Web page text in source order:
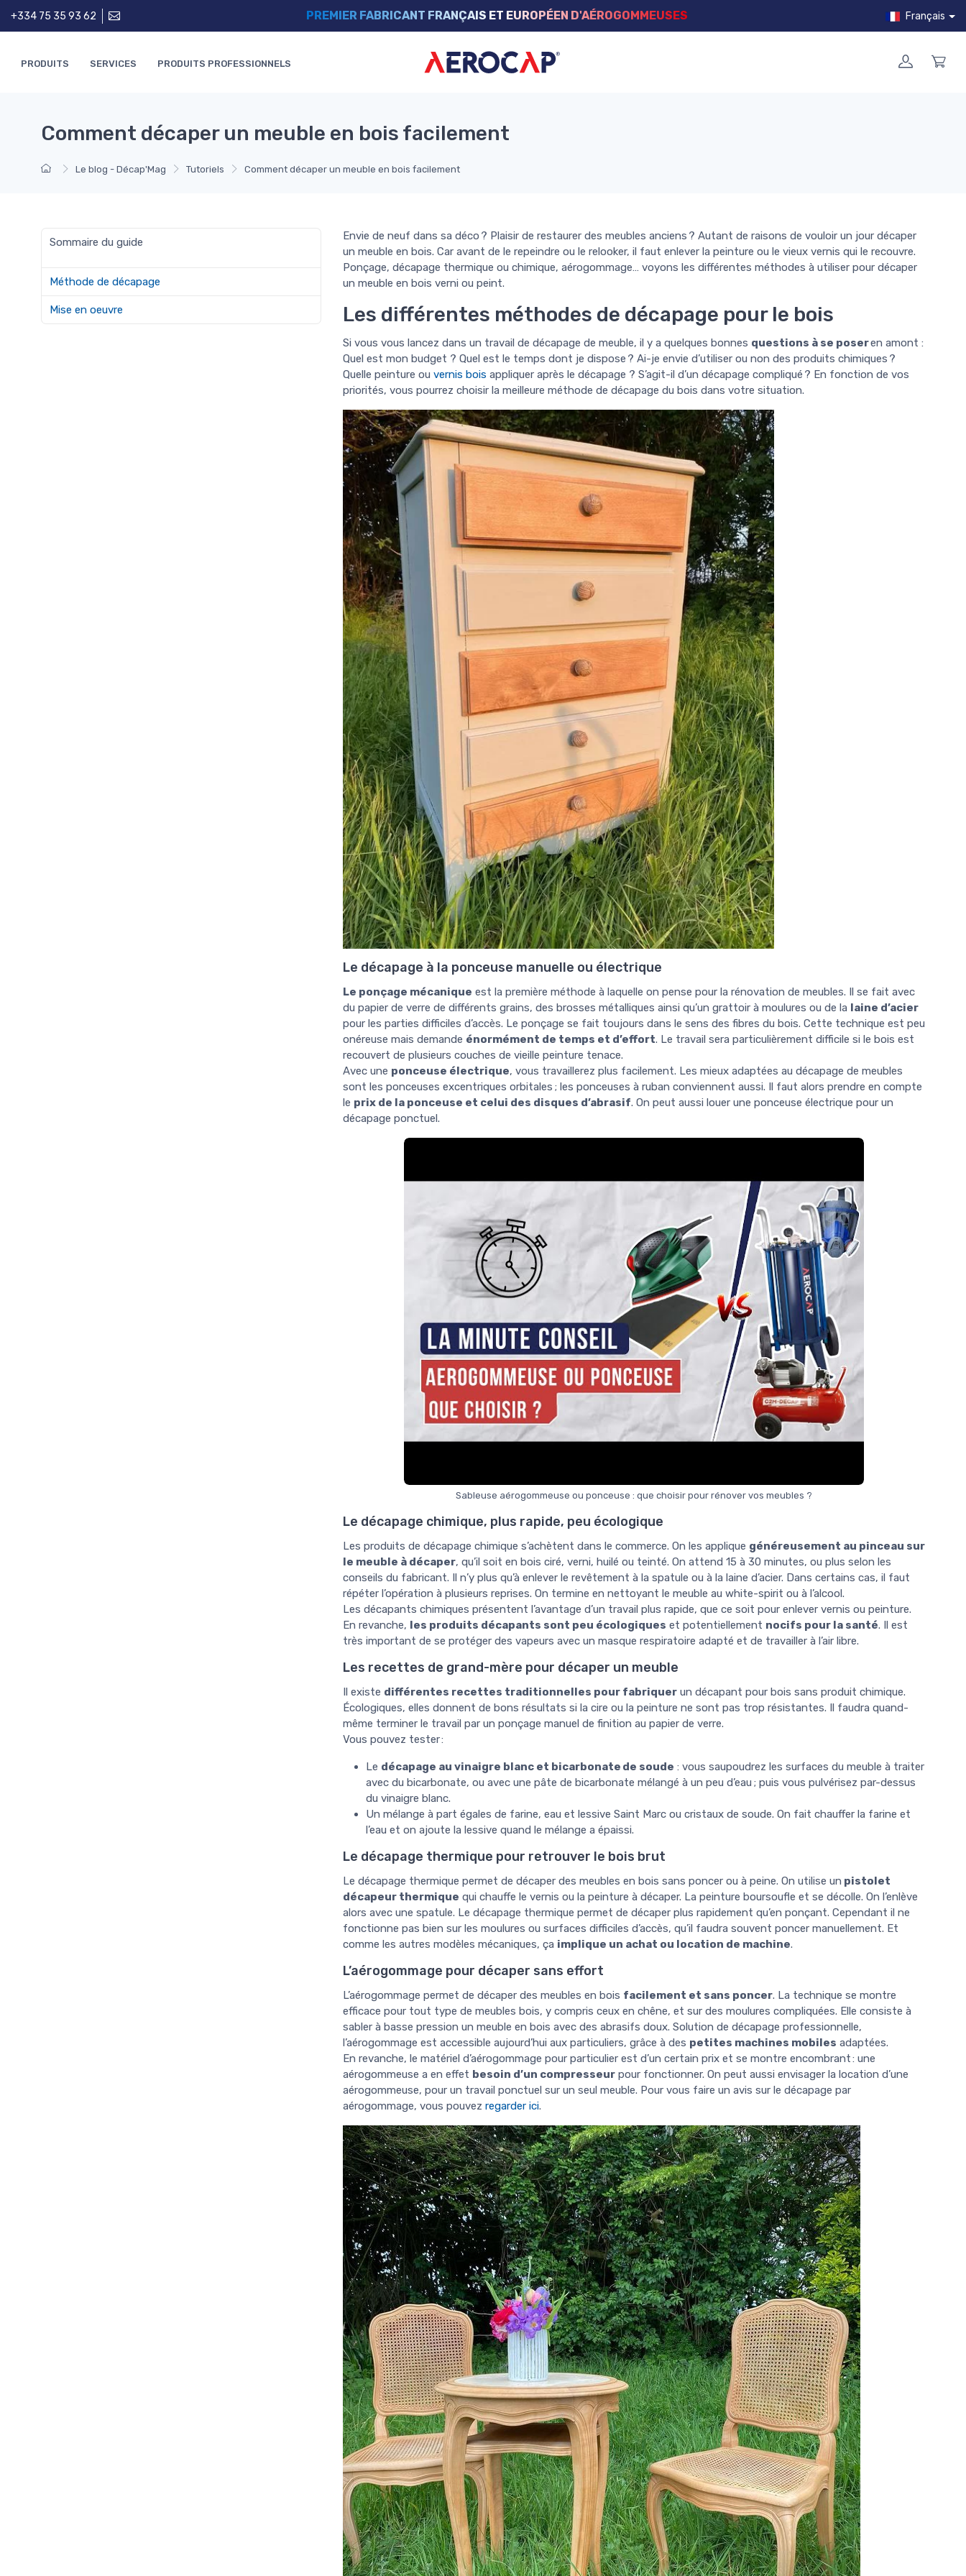
+334 75 35 93 62 PREMIER FABRICANT FRANÇAIS ET EUROPÉEN D'AÉROGOMMEUSES Français
PRODUITS SERVICES PRODUITS PROFESSIONNELS
Le blog - Décap'Mag Tutoriels Comment décaper un meuble en bois facilement
Comment décaper un meuble en bois facilement
Sommaire du guide
Méthode de décapage
Mise en oeuvre
Envie de neuf dans sa déco ? Plaisir de restaurer des meubles anciens ? Autant de raisons de vouloir un jour décaper
un meuble en bois. Car avant de le repeindre ou le relooker, il faut enlever la peinture ou le vieux vernis qui le recouvre.
Ponçage, décapage thermique ou chimique, aérogommage… voyons les différentes méthodes à utiliser pour décaper
un meuble en bois verni ou peint.
Les différentes méthodes de décapage pour le bois
Si vous vous lancez dans un travail de décapage de meuble, il y a quelques bonnes questions à se poseren amont :
Quel est mon budget ? Quel est le temps dont je dispose ? Ai-je envie d’utiliser ou non des produits chimiques ?
Quelle peinture ou vernis bois appliquer après le décapage ? S’agit-il d’un décapage compliqué ? En fonction de vos
priorités, vous pourrez choisir la meilleure méthode de décapage du bois dans votre situation.
Le décapage à la ponceuse manuelle ou électrique
Le ponçage mécanique est la première méthode à laquelle on pense pour la rénovation de meubles. Il se fait avec
du papier de verre de différents grains, des brosses métalliques ainsi qu’un grattoir à moulures ou de la laine d’acier
pour les parties difficiles d’accès. Le ponçage se fait toujours dans le sens des fibres du bois. Cette technique est peu
onéreuse mais demande énormément de temps et d’effort. Le travail sera particulièrement difficile si le bois est
recouvert de plusieurs couches de vieille peinture tenace.
Avec une ponceuse électrique, vous travaillerez plus facilement. Les mieux adaptées au décapage de meubles
sont les ponceuses excentriques orbitales ; les ponceuses à ruban conviennent aussi. Il faut alors prendre en compte
le prix de la ponceuse et celui des disques d’abrasif. On peut aussi louer une ponceuse électrique pour un
décapage ponctuel.
Sableuse aérogommeuse ou ponceuse : que choisir pour rénover vos meubles ?
Le décapage chimique, plus rapide, peu écologique
Les produits de décapage chimique s’achètent dans le commerce. On les applique généreusement au pinceau sur
le meuble à décaper, qu’il soit en bois ciré, verni, huilé ou teinté. On attend 15 à 30 minutes, ou plus selon les
conseils du fabricant. Il n’y plus qu’à enlever le revêtement à la spatule ou à la laine d’acier. Dans certains cas, il faut
répéter l’opération à plusieurs reprises. On termine en nettoyant le meuble au white-spirit ou à l’alcool.
Les décapants chimiques présentent l’avantage d’un travail plus rapide, que ce soit pour enlever vernis ou peinture.
En revanche, les produits décapants sont peu écologiques et potentiellement nocifs pour la santé. Il est
très important de se protéger des vapeurs avec un masque respiratoire adapté et de travailler à l’air libre.
Les recettes de grand-mère pour décaper un meuble
Il existe différentes recettes traditionnelles pour fabriquer un décapant pour bois sans produit chimique.
Écologiques, elles donnent de bons résultats si la cire ou la peinture ne sont pas trop résistantes. Il faudra quand-
même terminer le travail par un ponçage manuel de finition au papier de verre.
Vous pouvez tester :
Le décapage au vinaigre blanc et bicarbonate de soude : vous saupoudrez les surfaces du meuble à traiter
avec du bicarbonate, ou avec une pâte de bicarbonate mélangé à un peu d’eau ; puis vous pulvérisez par-dessus
du vinaigre blanc.
Un mélange à part égales de farine, eau et lessive Saint Marc ou cristaux de soude. On fait chauffer la farine et
l’eau et on ajoute la lessive quand le mélange a épaissi.
Le décapage thermique pour retrouver le bois brut
Le décapage thermique permet de décaper des meubles en bois sans poncer ou à peine. On utilise un pistolet
décapeur thermique qui chauffe le vernis ou la peinture à décaper. La peinture boursoufle et se décolle. On l’enlève
alors avec une spatule. Le décapage thermique permet de décaper plus rapidement qu’en ponçant. Cependant il ne
fonctionne pas bien sur les moulures ou surfaces difficiles d’accès, qu’il faudra souvent poncer manuellement. Et
comme les autres modèles mécaniques, ça implique un achat ou location de machine.
L’aérogommage pour décaper sans effort
L’aérogommage permet de décaper des meubles en bois facilement et sans poncer. La technique se montre
efficace pour tout type de meubles bois, y compris ceux en chêne, et sur des moulures compliquées. Elle consiste à
sabler à basse pression un meuble en bois avec des abrasifs doux. Solution de décapage professionnelle,
l’aérogommage est accessible aujourd’hui aux particuliers, grâce à des petites machines mobiles adaptées.
En revanche, le matériel d’aérogommage pour particulier est d’un certain prix et se montre encombrant : une
aérogommeuse a en effet besoin d’un compresseur pour fonctionner. On peut aussi envisager la location d’une
aérogommeuse, pour un travail ponctuel sur un seul meuble. Pour vous faire un avis sur le décapage par
aérogommage, vous pouvez regarder ici.